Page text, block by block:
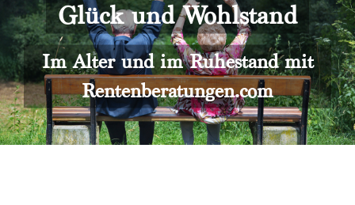
Rente
Rentenberater
Rentenversicherung
Versicherungsberatung
Über uns
Kontakt
Glück und Wohlstand
Im Alter und im Ruhestand mit
Rentenberatungen.com